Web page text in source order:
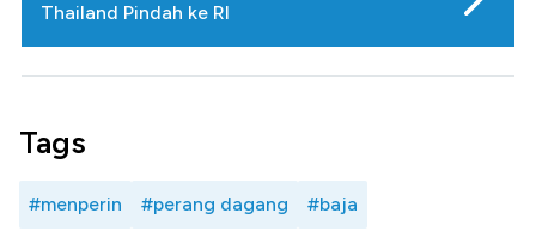
Thailand Pindah ke RI
Tags
#menperin #perang dagang #baja